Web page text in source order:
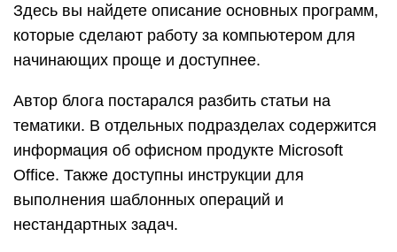
Здесь вы найдете описание основных программ,
которые сделают работу за компьютером для
начинающих проще и доступнее.
Автор блога постарался разбить статьи на
тематики. В отдельных подразделах содержится
информация об офисном продукте Microsoft
Office. Также доступны инструкции для
выполнения шаблонных операций и
нестандартных задач.